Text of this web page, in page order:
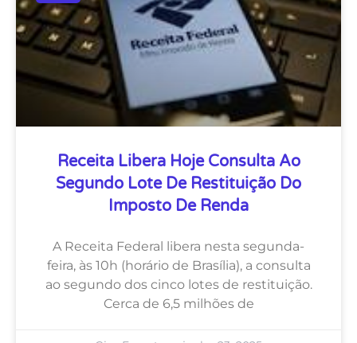
Receita Libera Hoje Consulta Ao
Segundo Lote De Restituição Do
Imposto De Renda
A Receita Federal libera nesta segunda-
feira, às 10h (horário de Brasília), a consulta
ao segundo dos cinco lotes de restituição.
Cerca de 6,5 milhões de